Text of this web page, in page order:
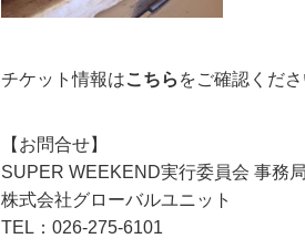
チケット情報はこちら をご確認くだ
【お問合せ】
SUPER WEEKEND実行委員会 事務
株式会社グローバルユニット
TEL：026-275-6101